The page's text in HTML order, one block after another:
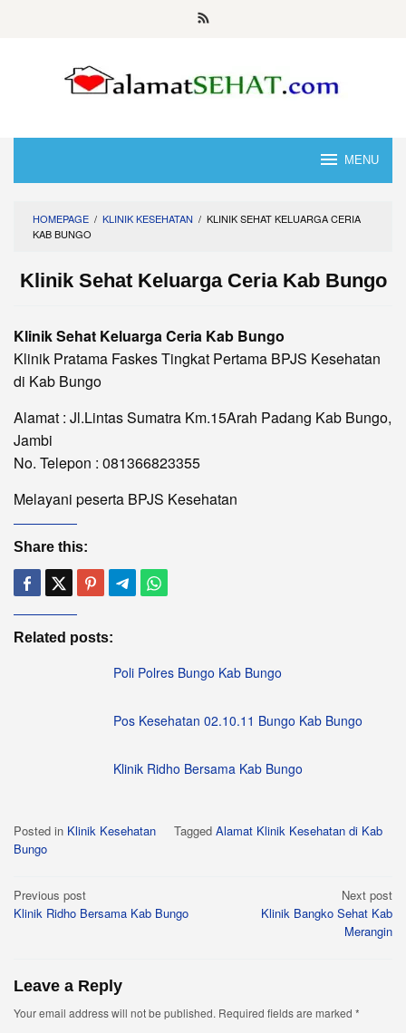
MENU
HOMEPAGE / KLINIK KESEHATAN / KLINIK SEHAT KELUARGA CERIA
KAB BUNGO
Klinik Sehat Keluarga Ceria Kab Bungo
Klinik Sehat Keluarga Ceria Kab Bungo
Klinik Pratama Faskes Tingkat Pertama BPJS Kesehatan
di Kab Bungo
Alamat : Jl.Lintas Sumatra Km.15Arah Padang Kab Bungo,
Jambi
No. Telepon : 081366823355
Melayani peserta BPJS Kesehatan
Share this:
Related posts:
Poli Polres Bungo Kab Bungo
Pos Kesehatan 02.10.11 Bungo Kab Bungo
Klinik Ridho Bersama Kab Bungo
Posted in Klinik Kesehatan Tagged Alamat Klinik Kesehatan di Kab
Bungo
Post
navigation
Previous post
Klinik Ridho Bersama Kab Bungo
Next post
Klinik Bangko Sehat Kab
Merangin
Leave a Reply
Your email address will not be published. Required fields are marked *